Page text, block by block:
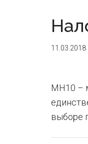
11.03.2018
MH10 –
выборе